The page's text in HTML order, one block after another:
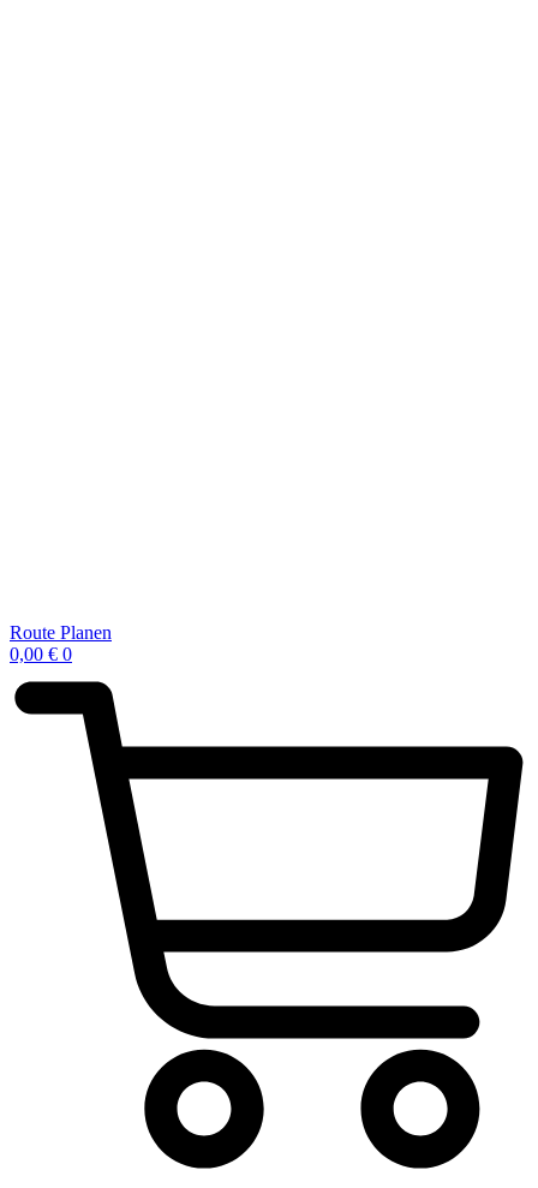
Route Planen
0,00 € 0